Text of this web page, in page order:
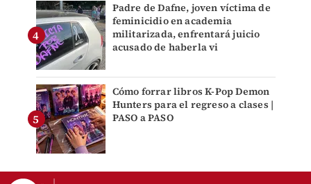
Padre de Dafne, joven víctima de
feminicidio en academia
militarizada, enfrentará juicio
acusado de haberla vi
Cómo forrar libros K-Pop Demon
Hunters para el regreso a clases |
PASO a PASO